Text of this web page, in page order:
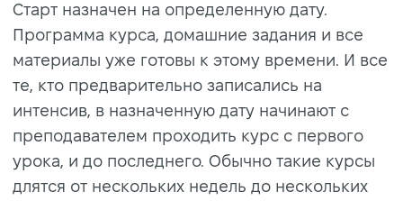
Старт назначен на определенную дату.
Программа курса, домашние задания и все
материалы уже готовы к этому времени. И все
те, кто предварительно записались на
интенсив, в назначенную дату начинают с
преподавателем проходить курс с первого
урока, и до последнего. Обычно такие курсы
длятся от нескольких недель до нескольких